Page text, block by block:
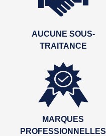
AUCUNE SOUS-
TRAITANCE
MARQUES
PROFESSIONNELLES